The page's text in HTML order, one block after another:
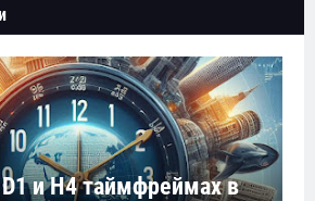
и H4 таймфреймах в